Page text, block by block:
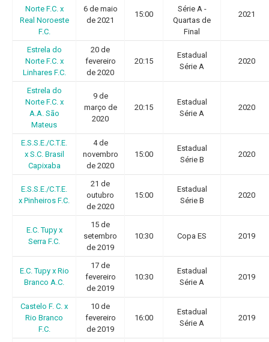
Norte F.C. x
Real Noroeste
F.C.
6 de maio
de 2021
15:00
Série A -
Quartas de
Final
2021
Estrela do
Norte F.C. x
Linhares F.C.
20 de
fevereiro
de 2020
20:15
Estadual
Série A
2020
Estrela do
Norte F.C. x
A.A. São
Mateus
9 de
março de
2020
20:15
Estadual
Série A
2020
E.S.S.E./C.T.E.
x S.C. Brasil
Capixaba
4 de
novembro
de 2020
15:00
Estadual
Série B
2020
E.S.S.E./C.T.E.
x Pinheiros F.C.
21 de
outubro
de 2020
15:00
Estadual
Série B
2020
E.C. Tupy x
Serra F.C.
15 de
setembro
de 2019
10:30 Copa ES 2019
E.C. Tupy x Rio
Branco A.C.
17 de
fevereiro
de 2019
10:30
Estadual
Série A
2019
Castelo F. C. x
Rio Branco
F.C.
10 de
fevereiro
de 2019
16:00
Estadual
Série A
2019